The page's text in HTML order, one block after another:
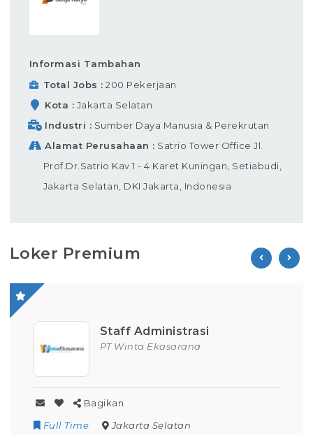
Informasi Tambahan
Total Jobs
200 Pekerjaan
Kota
Jakarta Selatan
Industri
Sumber Daya Manusia & Perekrutan
Alamat Perusahaan
Satrio Tower Office Jl.
Prof.Dr.Satrio Kav 1 - 4 Karet Kuningan, Setiabudi,
Jakarta Selatan, DKI Jakarta, Indonesia
Loker Premium
Staff Administrasi
PT Winta Ekasarana
Bagikan
Full Time
Jakarta Selatan